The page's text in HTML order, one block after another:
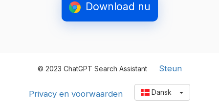
Download nu
© 2023 ChatGPT Search Assistant Steun
Privacy en voorwaarden Dansk